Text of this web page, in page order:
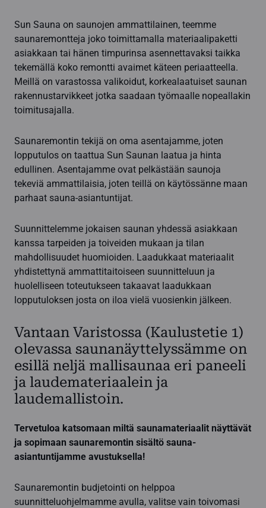
Sun Sauna on saunojen ammattilainen, teemme
saunaremontteja joko toimittamalla materiaalipaketti
asiakkaan tai hänen timpurinsa asennettavaksi taikka
tekemällä koko remontti avaimet käteen periaatteella.
Meillä on varastossa valikoidut, korkealaatuiset saunan
rakennustarvikkeet jotka saadaan työmaalle nopeallakin
toimitusajalla.
Saunaremontin tekijä on oma asentajamme, joten
lopputulos on taattua Sun Saunan laatua ja hinta
edullinen. Asentajamme ovat pelkästään saunoja
tekeviä ammattilaisia, joten teillä on käytössänne maan
parhaat sauna-asiantuntijat.
Suunnittelemme jokaisen saunan yhdessä asiakkaan
kanssa tarpeiden ja toiveiden mukaan ja tilan
mahdollisuudet huomioiden. Laadukkaat materiaalit
yhdistettynä ammattitaitoiseen suunnitteluun ja
huolelliseen toteutukseen takaavat laadukkaan
lopputuloksen josta on iloa vielä vuosienkin jälkeen.
Vantaan Varistossa (Kaulustetie 1)
olevassa saunanäyttelyssämme on
esillä neljä mallisaunaa eri paneeli
ja laudemateriaalein ja
laudemallistoin.
Tervetuloa katsomaan miltä saunamateriaalit näyttävät
ja sopimaan saunaremontin sisältö sauna-
asiantuntijamme avustuksella!
Saunaremontin budjetointi on helppoa
suunnitteluohjelmamme avulla, valitse vain toivomasi